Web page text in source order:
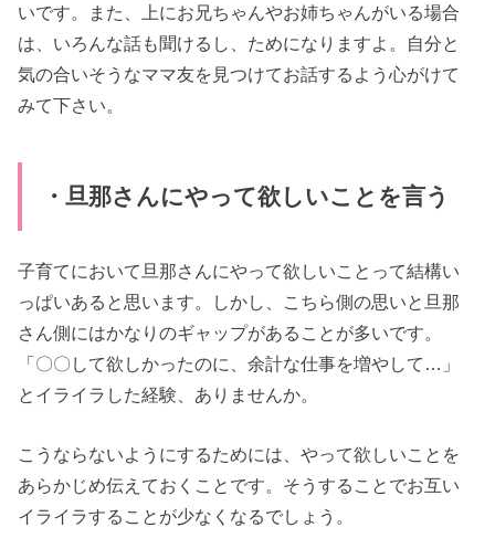
いです。また、上にお兄ちゃんやお姉ちゃんがいる場合
は、いろんな話も聞けるし、ためになりますよ。自分と
気の合いそうなママ友を見つけてお話するよう心がけて
みて下さい。
・旦那さんにやって欲しいことを言う
子育てにおいて旦那さんにやって欲しいことって結構い
っぱいあると思います。しかし、こちら側の思いと旦那
さん側にはかなりのギャップがあることが多いです。
「〇〇して欲しかったのに、余計な仕事を増やして…」
とイライラした経験、ありませんか。
こうならないようにするためには、やって欲しいことを
あらかじめ伝えておくことです。そうすることでお互い
イライラすることが少なくなるでしょう。